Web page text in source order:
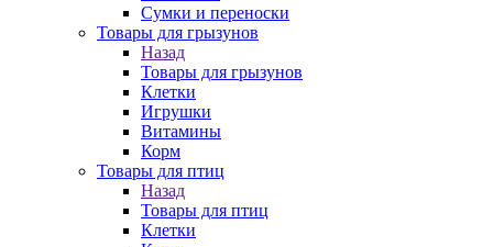
Сумки и переноски
Товары для грызунов
Назад
Товары для грызунов
Клетки
Игрушки
Витамины
Корм
Товары для птиц
Назад
Товары для птиц
Клетки